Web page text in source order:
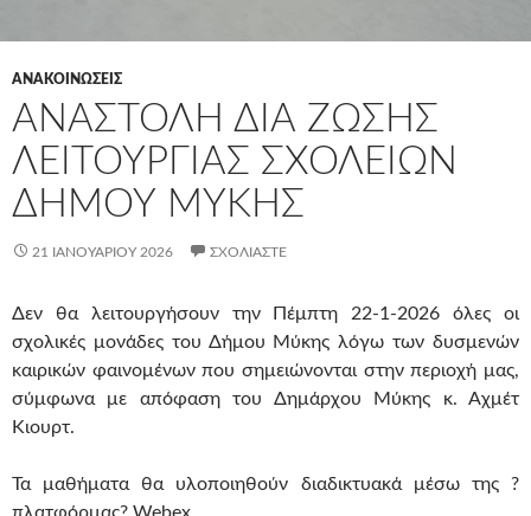
ΑΝΑΚΟΙΝΩΣΕΙΣ
ΑΝΑΣΤΟΛΉ ΔΙΑ ΖΏΣΗΣ
ΛΕΙΤΟΥΡΓΊΑΣ ΣΧΟΛΕΊΩΝ
ΔΉΜΟΥ ΜΎΚΗΣ
21 ΙΑΝΟΥΑΡΊΟΥ 2026 ΣΧΟΛΙΆΣΤΕ
Δεν θα λειτουργήσουν την Πέμπτη 22-1-2026 όλες οι
σχολικές μονάδες του Δήμου Μύκης λόγω των δυσμενών
καιρικών φαινομένων που σημειώνονται στην περιοχή μας,
σύμφωνα με απόφαση του Δημάρχου Μύκης κ. Αχμέτ
Κιουρτ.
Τα μαθήματα θα υλοποιηθούν διαδικτυακά μέσω της ?
πλατφόρμας? Webex.